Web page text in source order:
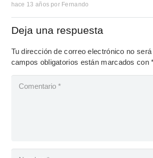
hace 13 años por Fernando
Deja una respuesta
Tu dirección de correo electrónico no será
campos obligatorios están marcados con